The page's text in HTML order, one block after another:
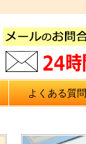
よくある質問